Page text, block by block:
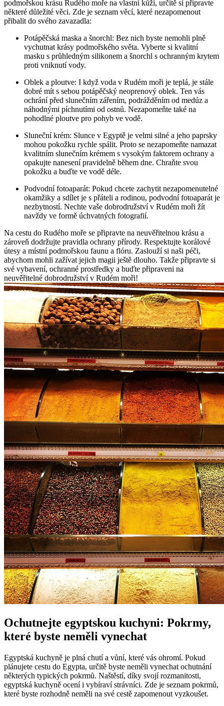
podmořskou krásu Rudého moře na vlastní kůži, určitě si připravte
některé důležité věci. Zde je seznam věcí, které nezapomenout
přibalit do svého zavazadla:
Potápěčská maska a šnorchl: Bez nich byste nemohli plně
vychutnat krásy podmořského světa. Vyberte si kvalitní
masku s průhledným silikonem a šnorchl s ochranným krytem
proti vniknutí vody.
Oblek a ploutve: I když voda v Rudém moři je teplá, je stále
dobré mít s sebou potápěčský neoprenový oblek. Ten vás
ochrání před slunečním zářením, podrážděním od medúz a
náhodnými píchnutími od ostnů. Nezapomeňte také na
pohodlné ploutve pro pohyb ve vodě.
Sluneční krém: Slunce v Egyptě je velmi silné a jeho paprsky
mohou pokožku rychle spálit. Proto se nezapomeňte namazat
kvalitním slunečním krémem s vysokým faktorem ochrany a
opakujte nanesení pravidelně během dne. Chraňte svou
pokožku a buďte ve vodě déle.
Podvodní fotoaparát: Pokud chcete zachytit nezapomenutelné
okamžiky a sdílet je s přáteli a rodinou, podvodní fotoaparát je
nezbytností. Nechte vaše dobrodružství v Rudém moři žít
navždy ve formě úchvatných fotografií.
Na cestu do Rudého moře se připravte na neuvěřitelnou krásu a
zároveň dodržujte pravidla ochrany přírody. Respektujte korálové
útesy a místní podmořskou faunu a flóru. Zaslouží si naši péči,
abychom mohli zažívat jejich magii ještě dlouho. Takže připravte si
své vybavení, ochranné prostředky a buďte připraveni na
neuvěřitelné dobrodružství v Rudém moři!
Ochutnejte egyptskou kuchyni: Pokrmy,
které byste neměli vynechat
Egyptská kuchyně je plná chutí a vůní, které vás ohromí. Pokud
plánujete cestu do Egypta, určitě byste neměli vynechat ochutnání
některých typických pokrmů. Naštěstí, díky svojí rozmanitosti,
egyptská kuchyně ocení i vybíraví strávníci. Zde je seznam pokrmů,
které byste rozhodně neměli na své cestě zapomenout vyzkoušet.